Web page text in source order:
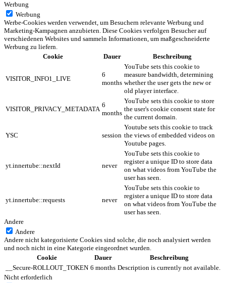
Werbung
Werbung
Werbe-Cookies werden verwendet, um Besuchern relevante Werbung und
Marketing-Kampagnen anzubieten. Diese Cookies verfolgen Besucher auf
verschiedenen Websites und sammeln Informationen, um maßgeschneiderte
Werbung zu liefern.
Cookie
Dauer Beschreibung
VISITOR_INFO1_LIVE
6
months
YouTube sets this cookie to
measure bandwidth, determining
whether the user gets the new or
old player interface.
VISITOR_PRIVACY_METADATA
6
months
YouTube sets this cookie to store
the user's cookie consent state for
the current domain.
YSC session
Youtube sets this cookie to track
the views of embedded videos on
Youtube pages.
yt.innertube::nextId never
YouTube sets this cookie to
register a unique ID to store data
on what videos from YouTube the
user has seen.
yt.innertube::requests never
YouTube sets this cookie to
register a unique ID to store data
on what videos from YouTube the
user has seen.
Andere
Andere
Andere nicht kategorisierte Cookies sind solche, die noch analysiert werden
und noch nicht in eine Kategorie eingeordnet wurden.
Cookie
Dauer
Beschreibung
__Secure-ROLLOUT_TOKEN 6 months Description is currently not available.
Nicht erforderlich